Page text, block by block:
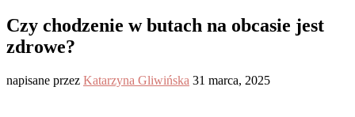
Czy chodzenie w butach na obcasie jest
zdrowe?
napisane przez Katarzyna Gliwińska 31 marca, 2025